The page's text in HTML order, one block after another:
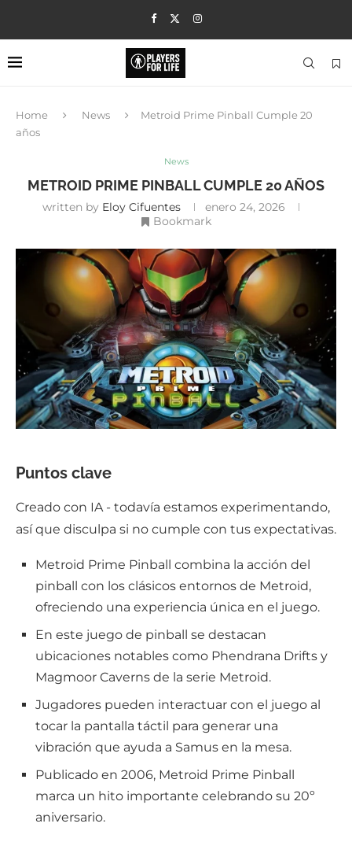
Home News
Metroid Prime Pinball Cumple 20
años
News
METROID PRIME PINBALL CUMPLE 20 AÑOS
written by Eloy Cifuentes
enero 24, 2026
Bookmark
Puntos clave
Creado con IA - todavía estamos experimentando,
así que disculpa si no cumple con tus expectativas.
Metroid Prime Pinball combina la acción del
pinball con los clásicos entornos de Metroid,
ofreciendo una experiencia única en el juego.
En este juego de pinball se destacan
ubicaciones notables como Phendrana Drifts y
Magmoor Caverns de la serie Metroid.
Jugadores pueden interactuar con el juego al
tocar la pantalla táctil para generar una
vibración que ayuda a Samus en la mesa.
Publicado en 2006, Metroid Prime Pinball
marca un hito importante celebrando su 20º
aniversario.